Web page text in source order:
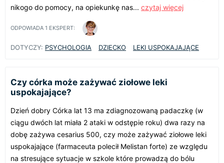
nikogo do pomocy, na opiekunkę nas... czytaj więcej
ODPOWIADA 1 EKSPERT:
DOTYCZY: PSYCHOLOGIA DZIECKO LEKI USPOKAJAJĄCE
Czy córka może zażywać ziołowe leki
uspokajające?
Dzień dobry Córka lat 13 ma zdiagnozowaną padaczkę (w
ciągu dwóch lat miała 2 ataki w odstępie roku) dwa razy na
dobę zażywa cesarius 500, czy może zażywać ziołowe leki
uspokajające (farmaceuta polecił Melistan forte) ze względu
na stresujące sytuacje w szkole które prowadzą do bólu